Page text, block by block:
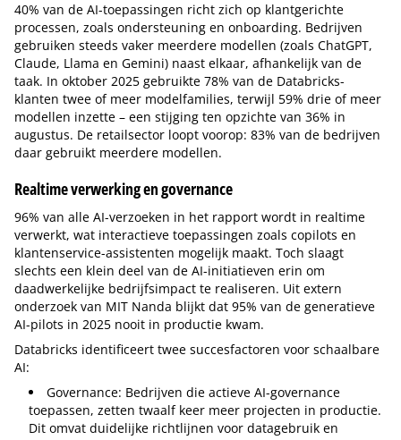
40% van de AI-toepassingen richt zich op klantgerichte
processen, zoals ondersteuning en onboarding. Bedrijven
gebruiken steeds vaker meerdere modellen (zoals ChatGPT,
Claude, Llama en Gemini) naast elkaar, afhankelijk van de
taak. In oktober 2025 gebruikte 78% van de Databricks-
klanten twee of meer modelfamilies, terwijl 59% drie of meer
modellen inzette – een stijging ten opzichte van 36% in
augustus. De retailsector loopt voorop: 83% van de bedrijven
daar gebruikt meerdere modellen.
Realtime verwerking en governance
96% van alle AI-verzoeken in het rapport wordt in realtime
verwerkt, wat interactieve toepassingen zoals copilots en
klantenservice-assistenten mogelijk maakt. Toch slaagt
slechts een klein deel van de AI-initiatieven erin om
daadwerkelijke bedrijfsimpact te realiseren. Uit extern
onderzoek van MIT Nanda blijkt dat 95% van de generatieve
AI-pilots in 2025 nooit in productie kwam.
Databricks identificeert twee succesfactoren voor schaalbare
AI:
Governance: Bedrijven die actieve AI-governance
toepassen, zetten twaalf keer meer projecten in productie.
Dit omvat duidelijke richtlijnen voor datagebruik en